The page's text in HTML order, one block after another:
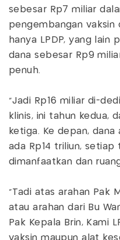
sebesar Rp7 miliar
pengembangan vaksin
hanya LPDP, yang
dana sebesar Rp9
penuh.
"Jadi Rp16 miliar di-
klinis, ini tahun kedua,
ketiga. Ke depan,
ada Rp14 triliun, setiap
dimanfaatkan dan
"Tadi atas arahan Pak
atau arahan dari Bu
Pak Kepala Brin, Kami
vaksin maupun alat